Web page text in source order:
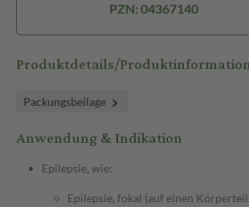
PZN: 04367140
Produktdetails/
Packungsbeilage
Anwendung & Indikation
Epilepsie, wie:
Epilepsie, fokal (auf einen